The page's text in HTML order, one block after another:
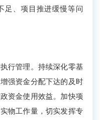
足、项目推进缓慢等问
行管理。 持续深化零基
增强资金分配下达的及时
资金使用效益。加快项
物工作量，切实发挥专